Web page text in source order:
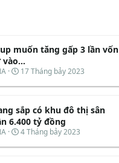
muốn tăng gấp 3 lần vốn
N
à
b
ắ
t
ầ
17 Tháng bảy 2023
sắp có khu đô thị sân
6.400 tỷ đồng
N
à
4 Tháng bảy 2023